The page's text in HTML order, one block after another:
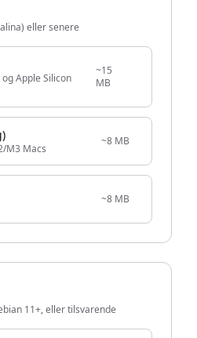
eller senere
Apple Silicon
~15
MB
M3 Macs
~8 MB
~8 MB
11+, eller tilsvarende